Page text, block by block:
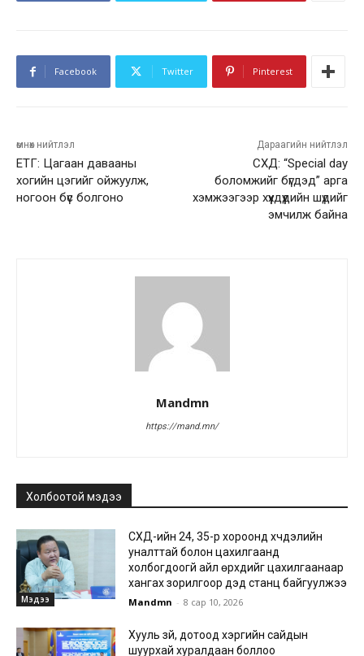
Facebook Twitter Pinterest
өмнөх нийтлэл
ЕТГ: Цагаан давааны
хогийн цэгийг ойжуулж,
ногоон бүс болгоно
Дараагийн нийтлэл
СХД: “Special day
боломжийг бүгдэд” арга
хэмжээгээр хүүхдүүдийн шүдийг
эмчилж байна
Mandmn
https://mand.mn/
Холбоотой мэдээ
Мэдээ
СХД-ийн 24, 35-р хороонд хүчдэлийн
уналттай болон цахилгаанд
холбогдоогүй айл өрхүүдийг цахилгаанаар
хангах зорилгоор дэд станц байгуулжээ
Mandmn - 8 сар 10, 2026
Хууль зүй, дотоод хэргийн сайдын
шуурхай хуралдаан боллоо